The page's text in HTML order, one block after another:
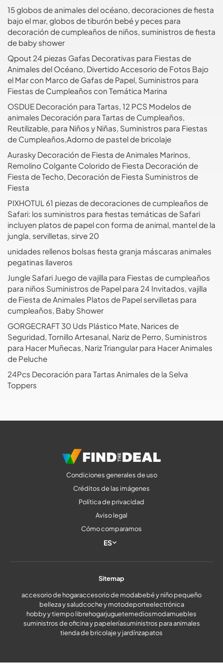
15 globos de animales del océano, decoraciones de fiesta
bajo el mar, globos de tiburón bebé y peces para
decoración de cumpleaños de niños, suministros de fiesta
de baby shower
Qpout 24 piezas Gafas Decorativas para Fiestas de
Animales del Océano, Divertido Accesorio de Fotos Bajo
el Mar con Marco de Gafas de Papel, Suministros para
Fiestas de Cumpleaños con Temática Marina
OSDUE Decoración para Tartas, 12 PCS Modelos de
animales Decoración para Tartas de Cumpleaños,
Reutilizable, para Niños y Niñas, Suministros para Fiestas
de Cumpleaños,Adorno de pastel de bricolaje
Aurasky Decoración de Fiesta de Animales Marinos,
Remolino Colgante Colorido de Fiesta Decoración de
Fiesta de Techo, Decoración de Fiesta Suministros de
Fiesta
PIXHOTUL 61 piezas de decoraciones de cumpleaños de
Safari: los suministros para fiestas temáticas de Safari
incluyen platos de papel con forma de animal, mantel de la
jungla, servilletas, sirve 20
unidades rellenos bolsas fiesta granja máscaras animales
pegatinas llaveros
Jungle Safari Juego de vajilla para Fiestas de cumpleaños
para niños Suministros de Papel para 24 Invitados, vajilla
de Fiesta de Animales Platos de Papel servilletas para
cumpleaños, Baby Shower
GORGECRAFT 30 Uds Plástico Mate, Narices de
Seguridad, Tornillo Artesanal, Nariz de Perro, Suministros
para Hacer Muñecas, Nariz Triangular para Hacer Animales
de Peluche
24Pcs Decoración para Tartas Animales de la Selva
Toppers
Condiciones generales de uso
Créditos de las imágenes
Política de privacidad
Aviso legal
Cómo comparamos
ES
Sitemap
accesorio de hogaraccesorio de modabebé y niño pequeño
belleza y saludcoche y motodeporteelectrónica
hobby y tiempo librehogarjuguetemediosmodamuebles
suministros de oficina y papeleríasuministros para animales
tienda de bricolaje y jardínzapatos